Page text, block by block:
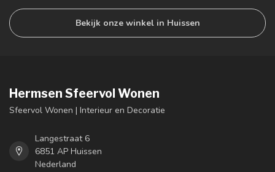
Bekijk onze winkel in Huissen
Hermsen Sfeervol Wonen
Sfeervol Wonen | Interieur en Decoratie
Langestraat 6
6851 AP Huissen
Nederland